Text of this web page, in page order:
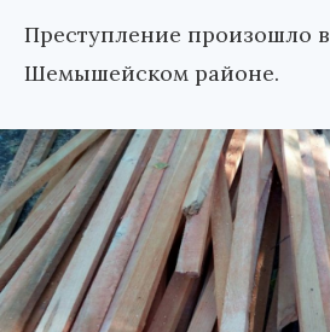
Преступление произошло в
Шемышейском районе.